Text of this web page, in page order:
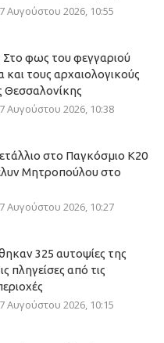
Αυγούστου 2026, 10:55
Στο φως του φεγγαριού
και τους αρχαιολογικούς
Θεσσαλονίκης
Αυγούστου 2026, 10:38
στο Παγκόσμιο Κ20
Μητροπούλου στο
Αυγούστου 2026, 10:27
325 αυτοψίες της
πληγείσες από τις
Αυγούστου 2026, 10:15